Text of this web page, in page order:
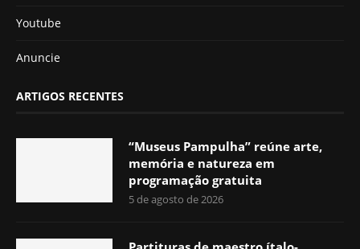
Youtube
Anuncie
ARTIGOS RECENTES
“Museus Pampulha” reúne arte,
memória e natureza em
programação gratuita
5 de agosto de 2026